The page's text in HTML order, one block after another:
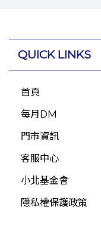
QUICK LINKS
首頁
每月DM
門市資訊
客服中心
小北基金會
隱私權保護政策